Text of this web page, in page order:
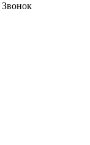
Звонок